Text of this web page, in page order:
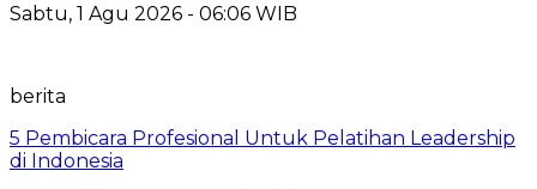
Sabtu, 1 Agu 2026 - 06:06 WIB
berita
5 Pembicara Profesional Untuk Pelatihan Leadership
di Indonesia